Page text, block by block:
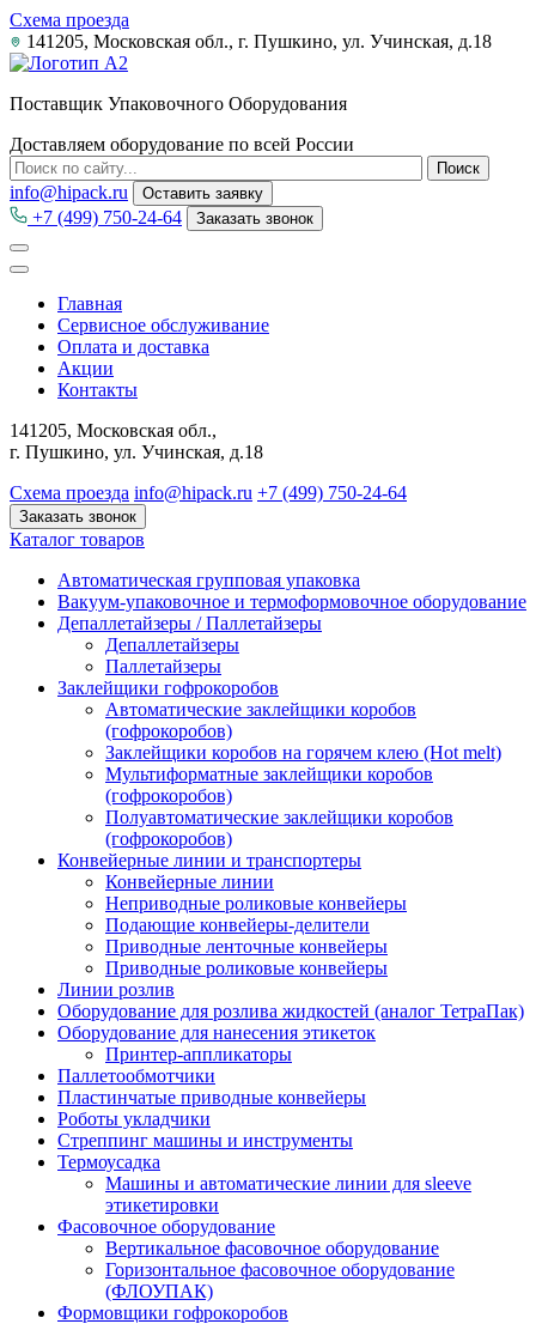
Схема проезда
141205, Московская обл., г. Пушкино, ул. Учинская, д.18
Поставщик Упаковочного Оборудования
Доставляем оборудование по всей России
info@hipack.ru Оставить заявку
+7 (499) 750-24-64 Заказать звонок
Главная
Сервисное обслуживание
Оплата и доставка
Акции
Контакты
141205, Московская обл.,
г. Пушкино, ул. Учинская, д.18
Схема проезда info@hipack.ru +7 (499) 750-24-64
Заказать звонок
Каталог товаров
Автоматическая групповая упаковка
Вакуум-упаковочное и термоформовочное оборудование
Депаллетайзеры / Паллетайзеры
Депаллетайзеры
Паллетайзеры
Заклейщики гофрокоробов
Автоматические заклейщики коробов
(гофрокоробов)
Заклейщики коробов на горячем клею (Hot melt)
Мультиформатные заклейщики коробов
(гофрокоробов)
Полуавтоматические заклейщики коробов
(гофрокоробов)
Конвейерные линии и транспортеры
Конвейерные линии
Неприводные роликовые конвейеры
Подающие конвейеры-делители
Приводные ленточные конвейеры
Приводные роликовые конвейеры
Линии розлив
Оборудование для розлива жидкостей (аналог ТетраПак)
Оборудование для нанесения этикеток
Принтер-аппликаторы
Паллетообмотчики
Пластинчатые приводные конвейеры
Роботы укладчики
Стреппинг машины и инструменты
Термоусадка
Машины и автоматические линии для sleeve
этикетировки
Фасовочное оборудование
Вертикальное фасовочное оборудование
Горизонтальное фасовочное оборудование
(ФЛОУПАК)
Формовщики гофрокоробов